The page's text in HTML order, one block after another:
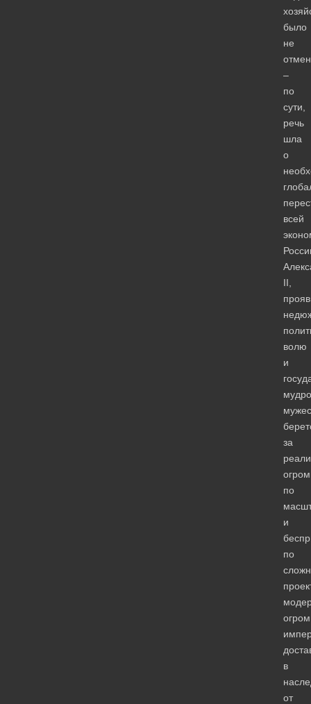
было
не
–
по
сути,
речь
шла
о
всей
II,
волю
и
за
по
и
по
в
от